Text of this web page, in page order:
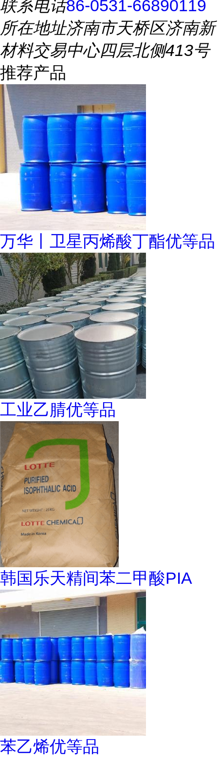
联系电话86-0531-66890119
所在地址济南市天桥区济南新
材料交易中心四层北侧413号
推荐产品
万华丨卫星丙烯酸丁酯优等品
工业乙腈优等品
韩国乐天精间苯二甲酸PIA
苯乙烯优等品